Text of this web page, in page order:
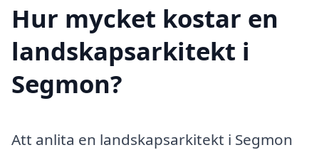
Hur mycket kostar en
landskapsarkitekt i
Segmon?
Att anlita en landskapsarkitekt i Segmon